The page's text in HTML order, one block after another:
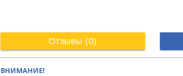
Отзывы (0)
ВНИМАНИЕ!